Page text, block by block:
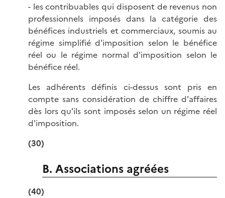
- les contribuables qui disposent de revenus non
professionnels imposés dans la catégorie des
bénéfices industriels et commerciaux, soumis au
régime simplifié d'imposition selon le bénéfice
réel ou le régime normal d'imposition selon le
bénéfice réel.
Les adhérents définis ci-dessus sont pris en
compte sans considération de chiffre d'affaires
dès lors qu'ils sont imposés selon un régime réel
d'imposition.
(30)
B. Associations agréées
(40)